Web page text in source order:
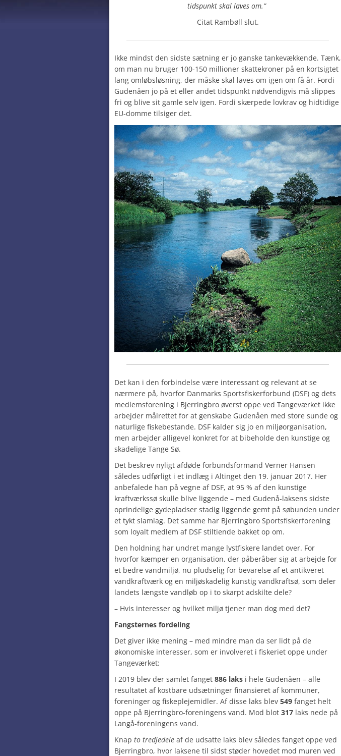
tidspunkt skal laves om.”
Citat Rambøll slut.
Ikke mindst den sidste sætning er jo ganske tankevækkende. Tænk,
om man nu bruger 100-150 millioner skattekroner på en kortsigtet
lang omløbsløsning, der måske skal laves om igen om få år. Fordi
Gudenåen jo på et eller andet tidspunkt nødvendigvis må slippes
fri og blive sit gamle selv igen. Fordi skærpede lovkrav og hidtidige
EU-domme tilsiger det.
Det kan i den forbindelse være interessant og relevant at se
nærmere på, hvorfor Danmarks Sportsfiskerforbund (DSF) og dets
medlemsforening i Bjerringbro øverst oppe ved Tangeværket ikke
arbejder målrettet for at genskabe Gudenåen med store sunde og
naturlige fiskebestande. DSF kalder sig jo en miljøorganisation,
men arbejder alligevel konkret for at bibeholde den kunstige og
skadelige Tange Sø.
Det beskrev nyligt afdøde forbundsformand Verner Hansen
således udførligt i et indlæg i Altinget den 19. januar 2017. Her
anbefalede han på vegne af DSF, at 95 % af den kunstige
kraftværkssø skulle blive liggende – med Gudenå-laksens sidste
oprindelige gydepladser stadig liggende gemt på søbunden under
et tykt slamlag. Det samme har Bjerringbro Sportsfiskerforening
som loyalt medlem af DSF stiltiende bakket op om.
Den holdning har undret mange lystfiskere landet over. For
hvorfor kæmper en organisation, der påberåber sig at arbejde for
et bedre vandmiljø, nu pludselig for bevarelse af et antikveret
vandkraftværk og en miljøskadelig kunstig vandkraftsø, som deler
landets længste vandløb op i to skarpt adskilte dele?
– Hvis interesser og hvilket miljø tjener man dog med det?
Fangsternes fordeling
Det giver ikke mening – med mindre man da ser lidt på de
økonomiske interesser, som er involveret i fiskeriet oppe under
Tangeværket:
I 2019 blev der samlet fanget 886 laks i hele Gudenåen – alle
resultatet af kostbare udsætninger finansieret af kommuner,
foreninger og fiskeplejemidler. Af disse laks blev 549 fanget helt
oppe på Bjerringbro-foreningens vand. Mod blot 317 laks nede på
Langå-foreningens vand.
Knap to tredjedele af de udsatte laks blev således fanget oppe ved
Bjerringbro, hvor laksene til sidst støder hovedet mod muren ved